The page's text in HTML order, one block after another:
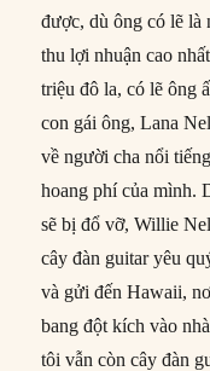
được, dù ông có lẽ là
thu lợi nhuận cao
triệu đô la, có lẽ ông
con gái ông, Lana
về người cha nổi
hoang phí của mình.
sẽ bị đổ vỡ, Willie
cây đàn guitar yêu
và gửi đến Hawaii,
bang đột kích vào
tôi vẫn còn cây đàn